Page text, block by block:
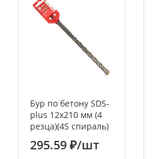
Бур по бетону SDS-
plus 12х210 мм (4
резца)(4S спираль)
EKF Expert
295.59 ₽/шт